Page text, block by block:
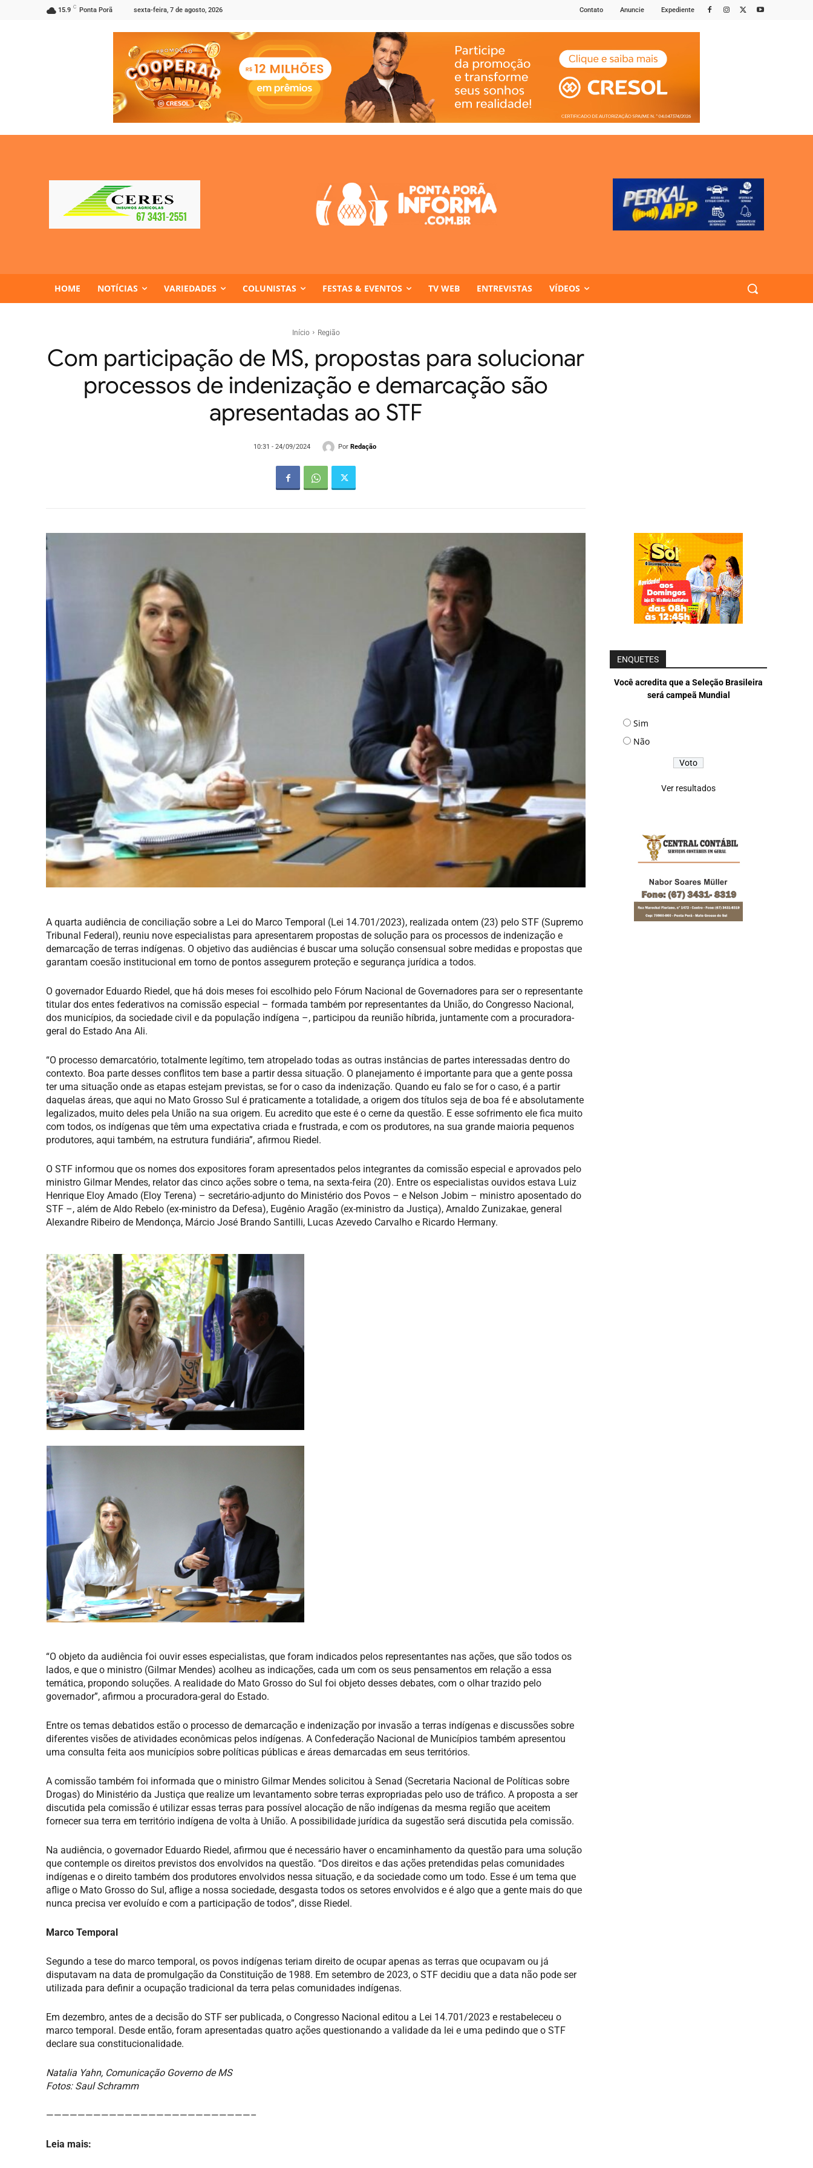
15.9 C Ponta Porã sexta-feira, 7 de agosto, 2026 Contato Anuncie Expediente
HOME NOTÍCIAS VARIEDADES COLUNISTAS FESTAS & EVENTOS TV WEB ENTREVISTAS VÍDEOS
Início Região
Com participação de MS, propostas para solucionar
processos de indenização e demarcação são
apresentadas ao STF
10:31 - 24/09/2024 Por Redação
A quarta audiência de conciliação sobre a Lei do Marco Temporal (Lei 14.701/2023), realizada ontem (23) pelo STF (Supremo
Tribunal Federal), reuniu nove especialistas para apresentarem propostas de solução para os processos de indenização e
demarcação de terras indígenas. O objetivo das audiências é buscar uma solução consensual sobre medidas e propostas que
garantam coesão institucional em torno de pontos assegurem proteção e segurança jurídica a todos.
O governador Eduardo Riedel, que há dois meses foi escolhido pelo Fórum Nacional de Governadores para ser o representante
titular dos entes federativos na comissão especial – formada também por representantes da União, do Congresso Nacional,
dos municípios, da sociedade civil e da população indígena –, participou da reunião híbrida, juntamente com a procuradora-
geral do Estado Ana Ali.
“O processo demarcatório, totalmente legítimo, tem atropelado todas as outras instâncias de partes interessadas dentro do
contexto. Boa parte desses conflitos tem base a partir dessa situação. O planejamento é importante para que a gente possa
ter uma situação onde as etapas estejam previstas, se for o caso da indenização. Quando eu falo se for o caso, é a partir
daquelas áreas, que aqui no Mato Grosso Sul é praticamente a totalidade, a origem dos títulos seja de boa fé e absolutamente
legalizados, muito deles pela União na sua origem. Eu acredito que este é o cerne da questão. E esse sofrimento ele fica muito
com todos, os indígenas que têm uma expectativa criada e frustrada, e com os produtores, na sua grande maioria pequenos
produtores, aqui também, na estrutura fundiária”, afirmou Riedel.
O STF informou que os nomes dos expositores foram apresentados pelos integrantes da comissão especial e aprovados pelo
ministro Gilmar Mendes, relator das cinco ações sobre o tema, na sexta-feira (20). Entre os especialistas ouvidos estava Luiz
Henrique Eloy Amado (Eloy Terena) – secretário-adjunto do Ministério dos Povos – e Nelson Jobim – ministro aposentado do
STF –, além de Aldo Rebelo (ex-ministro da Defesa), Eugênio Aragão (ex-ministro da Justiça), Arnaldo Zunizakae, general
Alexandre Ribeiro de Mendonça, Márcio José Brando Santilli, Lucas Azevedo Carvalho e Ricardo Hermany.
“O objeto da audiência foi ouvir esses especialistas, que foram indicados pelos representantes nas ações, que são todos os
lados, e que o ministro (Gilmar Mendes) acolheu as indicações, cada um com os seus pensamentos em relação a essa
temática, propondo soluções. A realidade do Mato Grosso do Sul foi objeto desses debates, com o olhar trazido pelo
governador”, afirmou a procuradora-geral do Estado.
Entre os temas debatidos estão o processo de demarcação e indenização por invasão a terras indígenas e discussões sobre
diferentes visões de atividades econômicas pelos indígenas. A Confederação Nacional de Municípios também apresentou
uma consulta feita aos municípios sobre políticas públicas e áreas demarcadas em seus territórios.
A comissão também foi informada que o ministro Gilmar Mendes solicitou à Senad (Secretaria Nacional de Políticas sobre
Drogas) do Ministério da Justiça que realize um levantamento sobre terras expropriadas pelo uso de tráfico. A proposta a ser
discutida pela comissão é utilizar essas terras para possível alocação de não indígenas da mesma região que aceitem
fornecer sua terra em território indígena de volta à União. A possibilidade jurídica da sugestão será discutida pela comissão.
Na audiência, o governador Eduardo Riedel, afirmou que é necessário haver o encaminhamento da questão para uma solução
que contemple os direitos previstos dos envolvidos na questão. “Dos direitos e das ações pretendidas pelas comunidades
indígenas e o direito também dos produtores envolvidos nessa situação, e da sociedade como um todo. Esse é um tema que
aflige o Mato Grosso do Sul, aflige a nossa sociedade, desgasta todos os setores envolvidos e é algo que a gente mais do que
nunca precisa ver evoluído e com a participação de todos”, disse Riedel.
Marco Temporal
Segundo a tese do marco temporal, os povos indígenas teriam direito de ocupar apenas as terras que ocupavam ou já
disputavam na data de promulgação da Constituição de 1988. Em setembro de 2023, o STF decidiu que a data não pode ser
utilizada para definir a ocupação tradicional da terra pelas comunidades indígenas.
Em dezembro, antes de a decisão do STF ser publicada, o Congresso Nacional editou a Lei 14.701/2023 e restabeleceu o
marco temporal. Desde então, foram apresentadas quatro ações questionando a validade da lei e uma pedindo que o STF
declare sua constitucionalidade.
Natalia Yahn, Comunicação Governo de MS
Fotos: Saul Schramm
——————————————————————————–
Leia mais:
ENQUETES
Você acredita que a Seleção Brasileira
será campeã Mundial
Sim
Não
Ver resultados